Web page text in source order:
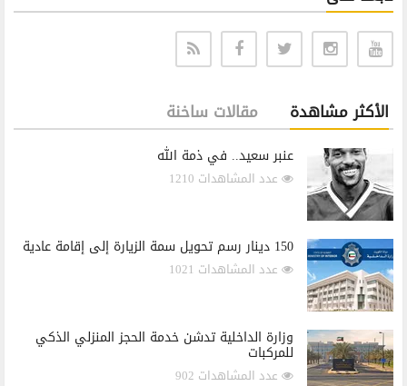
الأكثر مشاهدة مقالات ساخنة
عنبر سعيد.. في ذمة الله
عدد المشاهدات 1210
150 دينار رسم تحويل سمة الزيارة إلى إقامة عادية
عدد المشاهدات 1021
وزارة الداخلية تدشن خدمة الحجز المنزلي الذكي
للمركبات
عدد المشاهدات 902